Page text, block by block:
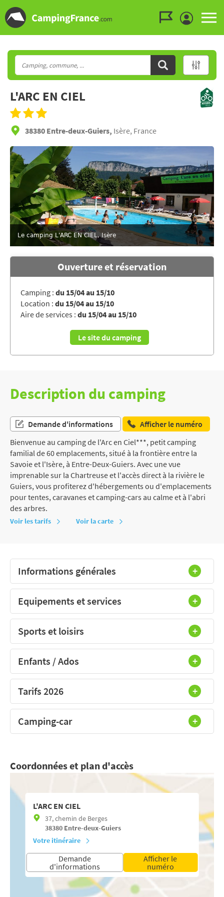
L'ARC EN CIEL
38380 Entre-deux-Guiers, Isère, France
Le camping L'ARC EN CIEL, Isère
Ouverture et réservation
Camping : du 15/04 au 15/10
Location : du 15/04 au 15/10
Aire de services : du 15/04 au 15/10
Le site du camping
Description du camping
Demande d'informations
Afficher le numéro
Bienvenue au camping de l'Arc en Ciel***, petit camping
familial de 60 emplacements, situé à la frontière entre la
Savoie et l'Isère, à Entre-Deux-Guiers. Avec une vue
imprenable sur la Chartreuse et l'accès direct à la rivière le
Guiers, vous profiterez d'hébergements ou d'emplacements
pour tentes, caravanes et camping-cars au calme et à l'abri
des arbres.
Voir les tarifs Voir la carte
Informations générales
Equipements et services
Sports et loisirs
Enfants / Ados
Tarifs 2026
Camping-car
Coordonnées et plan d'accès
L'ARC EN CIEL
37, chemin de Berges
38380 Entre-deux-Guiers
Votre itinéraire
Demande
d'informations
Afficher le
numéro